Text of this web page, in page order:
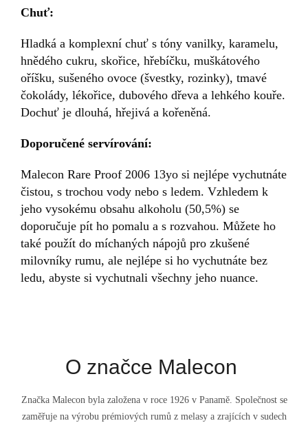
Chuť:
Hladká a komplexní chuť s tóny vanilky, karamelu,
hnědého cukru, skořice, hřebíčku, muškátového
oříšku, sušeného ovoce (švestky, rozinky), tmavé
čokolády, lékořice, dubového dřeva a lehkého kouře.
Dochuť je dlouhá, hřejivá a kořeněná.
Doporučené servírování:
Malecon Rare Proof 2006 13yo si nejlépe vychutnáte
čistou, s trochou vody nebo s ledem. Vzhledem k
jeho vysokému obsahu alkoholu (50,5%) se
doporučuje pít ho pomalu a s rozvahou. Můžete ho
také použít do míchaných nápojů pro zkušené
milovníky rumu, ale nejlépe si ho vychutnáte bez
ledu, abyste si vychutnali všechny jeho nuance.
O značce Malecon
Značka Malecon byla založena v roce 1926 v Panamě. Společnost se
zaměřuje na výrobu prémiových rumů z melasy a zrajících v sudech